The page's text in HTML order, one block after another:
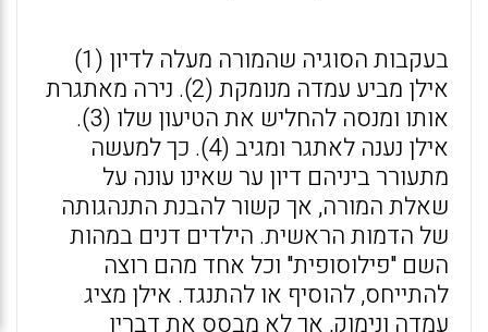
בעקבות הסוגיה שהמורה מעלה לדיון (1)
אילן מביע עמדה מנומקת (2). נירה מאתגרת
אותו ומנסה להחליש את הטיעון שלו (3).
אילן נענה לאתגר ומגיב (4). כך למעשה
מתעורר ביניהם דיון ער שאינו עונה על
שאלת המורה, אך קשור להבנת התנהגותה
של הדמות הראשית. הילדים דנים במהות
השם "פילוסופית" וכל אחד מהם רוצה
להתייחס, להוסיף או להתנגד. אילן מציג
עמדה ונימוק, אך לא מבסס את דבריו